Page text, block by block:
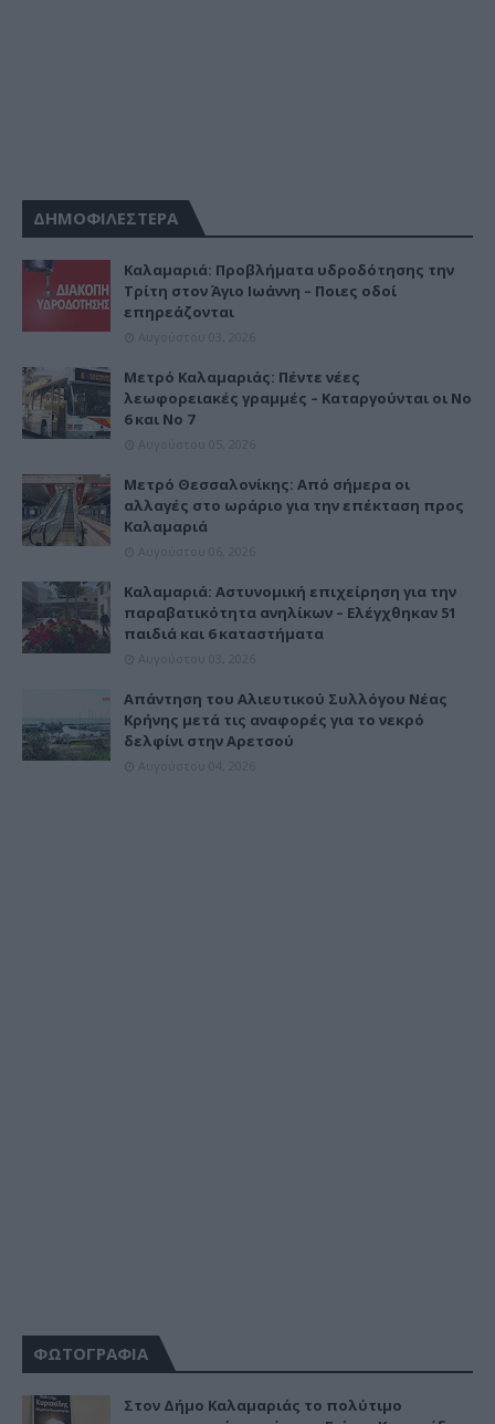
ΔΗΜΟΦΙΛΕΣΤΕΡΑ
Καλαμαριά: Προβλήματα υδροδότησης την
Τρίτη στον Άγιο Ιωάννη – Ποιες οδοί
επηρεάζονται
Μετρό Καλαμαριάς: Πέντε νέες
λεωφορειακές γραμμές – Καταργούνται οι Νο
6 και Νο 7
Μετρό Θεσσαλονίκης: Από σήμερα οι
αλλαγές στο ωράριο για την επέκταση προς
Καλαμαριά
Καλαμαριά: Αστυνομική επιχείρηση για την
παραβατικότητα ανηλίκων – Ελέγχθηκαν 51
παιδιά και 6 καταστήματα
Απάντηση του Αλιευτικού Συλλόγου Νέας
Κρήνης μετά τις αναφορές για το νεκρό
δελφίνι στην Αρετσού
ΦΩΤΟΓΡΑΦΙΑ
Στον Δήμο Καλαμαριάς το πολύτιμο